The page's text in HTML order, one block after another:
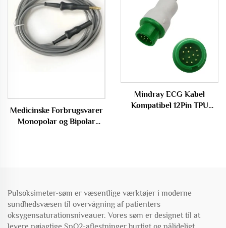
Medicinske Forbrugsvarer
Monopolar og Bipolar
Mindray ECG Kabel
Kompatibel 12Pin TPU
Pulsoksimeter-søm er væsentlige værktøjer i moderne
sundhedsvæsen til overvågning af patienters
oksygensaturationsniveauer. Vores søm er designet til at